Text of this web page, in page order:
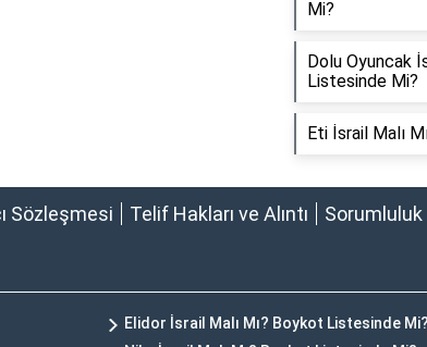
Mi?
Dolu Oyuncak
Listesinde Mi?
Eti İsrail Malı
Sözleşmesi Telif Hakları ve Alıntı Sorumluluk
Elidor İsrail Malı Mı? Boykot Listesinde Mi?